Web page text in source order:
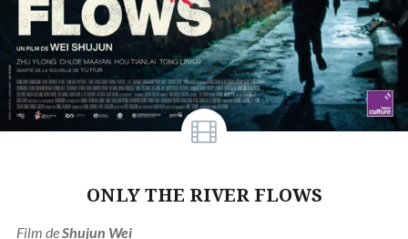
ONLY THE RIVER FLOWS
Film de Shujun Wei